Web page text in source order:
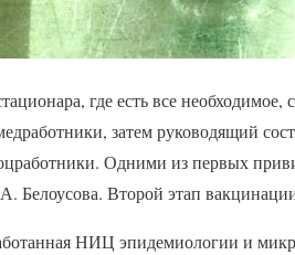
где есть все необходимое,
затем руководящий
Одними из первых
Второй этап
НИЦ эпидемиологии и